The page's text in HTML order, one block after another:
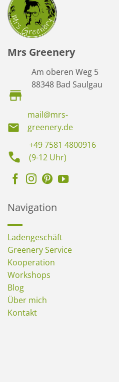
Mrs Greenery
Am oberen Weg 5
88348 Bad Saulgau
mail@mrs-
greenery.de
+49 7581 4800916
(9-12 Uhr)
Navigation
Ladengeschäft
Greenery Service
Kooperation
Workshops
Blog
Über mich
Kontakt